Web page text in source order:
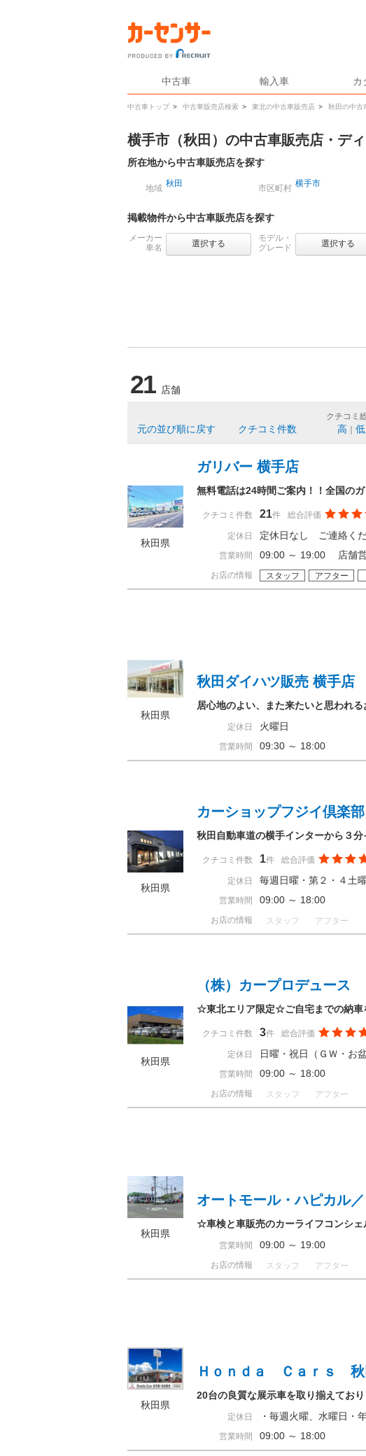
中古車 輸入車 カ
中古車トップ > 中古車販売店検索 > 東北の中古車販売店 > 秋田の中古
横手市（秋田）の中古車販売店・デ
所在地から中古車販売店を探す
地域 秋田 市区町村 横手市
掲載物件から中古車販売店を探す
メーカー
車名
選択する
モデル・
グレード
選択する
21 店舗
元の並び順に戻す クチコミ件数
クチコミ
高 低
秋田県
ガリバー 横手店
無料電話は24時間ご案内！！全国の
クチコミ件数 21件 総合評価
定休日 定休日なし ご連絡く
営業時間 09:00 ～ 19:00 店舗
お店の情報 スタッフ アフター
秋田県
秋田ダイハツ販売 横手店
居心地のよい、また来たいと思われる
定休日 火曜日
営業時間 09:30 ～ 18:00
秋田県
カーショップフジイ倶楽部
秋田自動車道の横手インターから３
クチコミ件数 1件 総合評価
定休日 毎週日曜・第２・４土
営業時間 09:00 ～ 18:00
お店の情報 スタッフ アフター
秋田県
（株）カープロデュース
☆東北エリア限定☆ご自宅までの納車
クチコミ件数 3件 総合評価
定休日 日曜・祝日（ＧＷ・お
営業時間 09:00 ～ 18:00
お店の情報 スタッフ アフター
秋田県
オートモール・ハピカル
☆車検と車販売のカーライフコンシ
営業時間 09:00 ～ 19:00
お店の情報 スタッフ アフター
秋田県
Ｈｏｎｄａ Ｃａｒｓ 秋
20台の良質な展示車を取り揃えてお
定休日 ・毎週火曜、水曜日・
営業時間 09:00 ～ 18:00